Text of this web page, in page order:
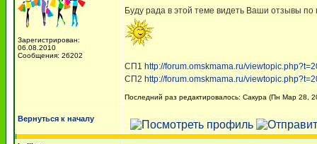
Зарегистрирован:
06.08.2010
Сообщения: 26202
Буду рада в этой теме видеть Ваши отзывы по
СП1 http://forum.omskmama.ru/
СП2 http://forum.omskmama.ru/
Последний раз редактировалось: Сакура (Пн Мар 28,
Вернуться к началу